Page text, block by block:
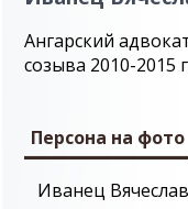
Ангарский
созыва 2010-2015
Персона на фото
Иванец